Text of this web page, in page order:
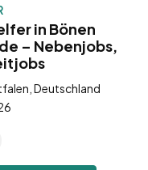
in Bönen
– Nebenjobs,
Deutschland